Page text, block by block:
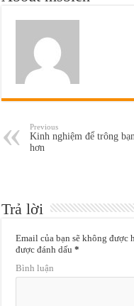
Previous
Kinh nghiệm để trông
hơn
Trả lời
Email của bạn sẽ không được
được đánh dấu*
Bình luận